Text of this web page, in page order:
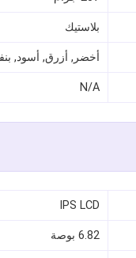
بلاستيك
أخضر, أزرق, أسود,
N/A
IPS LCD
6.82 بوصة